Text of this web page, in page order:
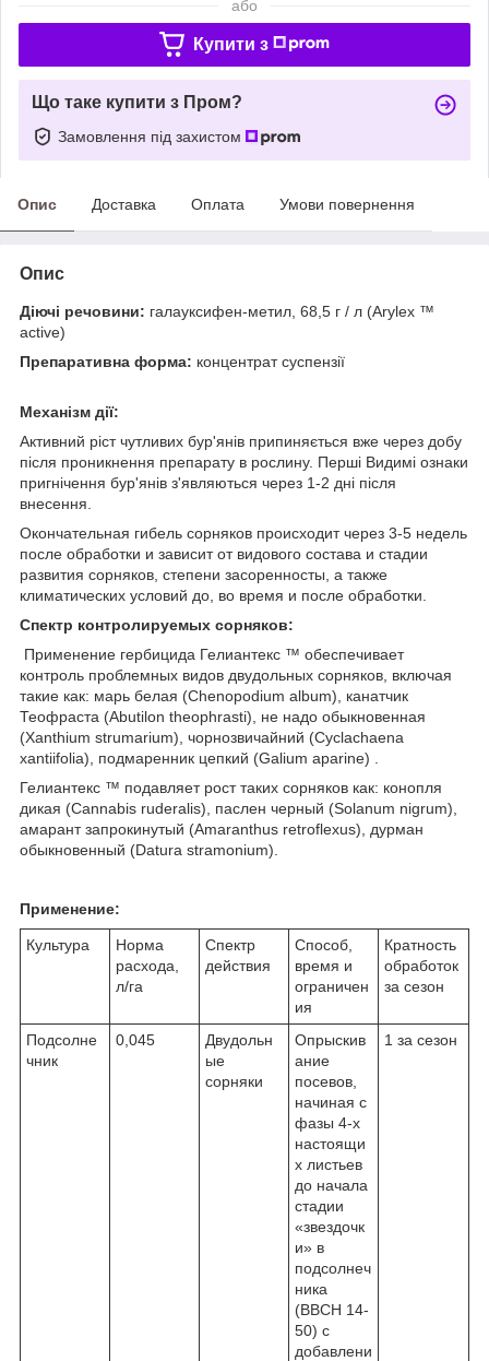
або
Купити з
Що таке купити з Пром?
Замовлення під захистом
Опис Доставка Оплата Умови повернення
Опис
Діючі речовини: галауксифен-метил, 68,5 г / л (Arylex ™
active)
Препаративна форма: концентрат суспензії
Механізм дії:
Активний ріст чутливих бур'янів припиняється вже через добу
після проникнення препарату в рослину. Перші Видимі ознаки
пригнічення бур'янів з'являються через 1-2 дні після
внесення.
Окончательная гибель сорняков происходит через 3-5 недель
после обработки и зависит от видового состава и стадии
развития сорняков, степени засоренносты, а также
климатических условий до, во время и после обработки.
Спектр контролируемых сорняков:
Применение гербицида Гелиантекс ™ обеспечивает
контроль проблемных видов двудольных сорняков, включая
такие как: марь белая (Chenopodium album), канатчик
Теофраста (Abutilon theophrasti), не надо обыкновенная
(Xanthium strumarium), чорнозвичайний (Cyclachaena
xantiifolia), подмаренник цепкий (Galium aparine) .
Гелиантекс ™ подавляет рост таких сорняков как: конопля
дикая (Cannabis ruderalis), паслен черный (Solanum nigrum),
амарант запрокинутый (Amaranthus retroflexus), дурман
обыкновенный (Datura stramonium).
Применение:
Культура
Норма
расхода,
л/га
Спектр
действия
Способ,
время и
ограничен
ия
Кратность
обработок
за сезон
Подсолне
чник
0,045
Двудольн
ые
сорняки
Опрыскив
ание
посевов,
начиная с
фазы 4-х
настоящи
х листьев
до начала
стадии
«звездочк
и» в
подсолнеч
ника
(ВВСН 14-
50) с
добавлени
1 за сезон